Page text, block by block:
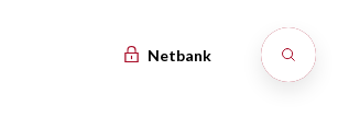
Netbank